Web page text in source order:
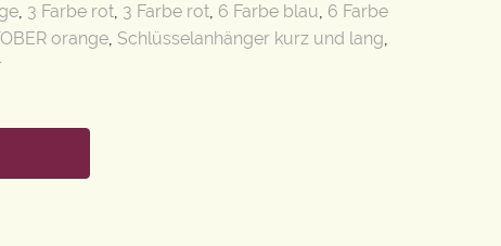
, 3 Farbe rot, 3 Farbe rot, 6 Farbe blau, 6 Farbe
orange, Schlüsselanhänger kurz und lang,